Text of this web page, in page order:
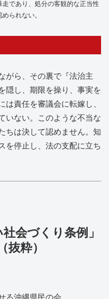
走であり、処分の客観的な正当性
られない。
がら、その裏で『法治主
隠し、期限を操り、事実を
責任を審議会に転嫁し、
いない。このような不当な
ちは決して認めません。知
を停止し、法の支配に立ち
会づくり条例」
粋）
る沖縄県民の会